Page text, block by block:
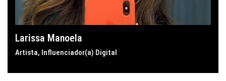
Larissa Manoela
Artista, Influenciador(a) Digital